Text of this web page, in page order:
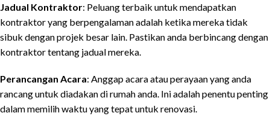
Jadual Kontraktor: Peluang terbaik untuk mendapatkan
kontraktor yang berpengalaman adalah ketika mereka tidak
sibuk dengan projek besar lain. Pastikan anda berbincang dengan
kontraktor tentang jadual mereka.
Perancangan Acara: Anggap acara atau perayaan yang anda
rancang untuk diadakan di rumah anda. Ini adalah penentu penting
dalam memilih waktu yang tepat untuk renovasi.